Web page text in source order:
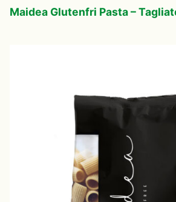
Maidea Glutenfri Pasta –